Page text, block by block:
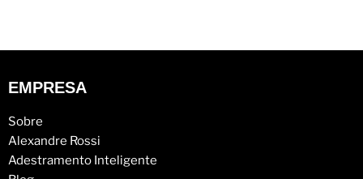
EMPRESA
Sobre
Alexandre Rossi
Adestramento Inteligente